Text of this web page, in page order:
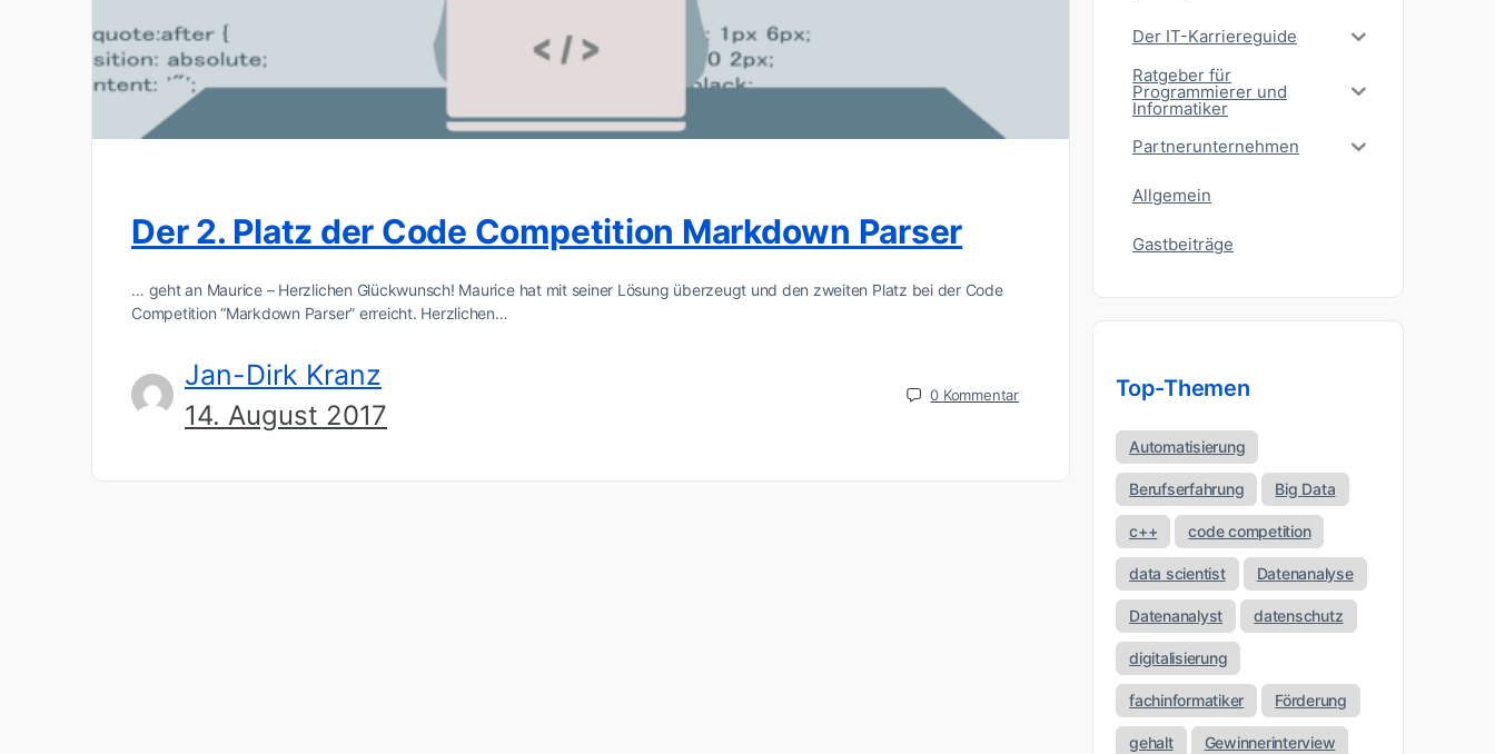
Der 2. Platz der Code Competition Markdown Parser
… geht an Maurice – Herzlichen Glückwunsch! Maurice hat mit seiner Lösung überzeugt und den zweiten Platz bei der Code
Competition “Markdown Parser” erreicht. Herzlichen…
Jan-Dirk Kranz
14. August 2017
0 Kommentar
Der IT-Karriereguide
Ratgeber für
Programmierer und
Informatiker
Partnerunternehmen
Allgemein
Gastbeiträge
Top-Themen
Automatisierung
Berufserfahrung Big Data
c++ code competition
data scientist Datenanalyse
Datenanalyst datenschutz
digitalisierung
fachinformatiker Förderung
gehalt Gewinnerinterview